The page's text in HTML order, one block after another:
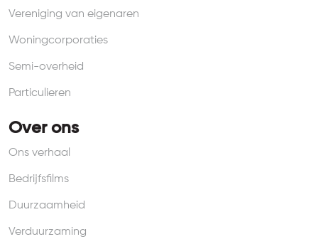
Vereniging van eigenaren
Woningcorporaties
Semi-overheid
Particulieren
Over ons
Ons verhaal
Bedrijfsfilms
Duurzaamheid
Verduurzaming